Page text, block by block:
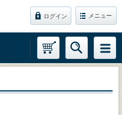
ログイン メニュー